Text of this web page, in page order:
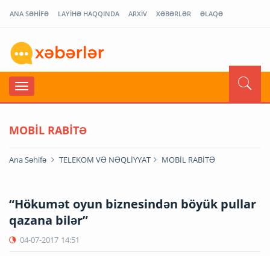
ANA SƏHİFƏ LAYİHƏ HAQQINDA ARXİV XƏBƏRLƏR ƏLAQƏ
MOBİL RABİTƏ
Ana Səhifə TELEKOM VƏ NƏQLİYYAT MOBİL RABİTƏ
“Hökumət oyun biznesindən böyük pullar
qazana bilər”
04-07-2017 14:51